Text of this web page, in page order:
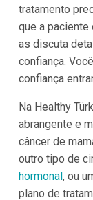
tratamento
que a
as discuta
confiança.
confiança
Na Healthy
abrangente e
câncer de
outro tipo de
hormonal , ou
plano de